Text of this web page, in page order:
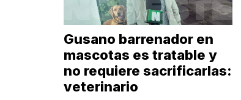
Gusano barrenador en
mascotas es tratable y
no requiere sacrificarlas:
veterinario